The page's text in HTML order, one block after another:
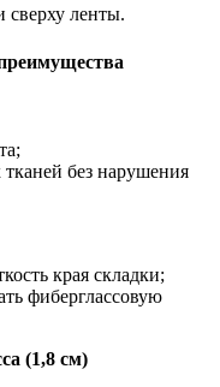
сверху ленты.
без нарушения
края складки;
фиберглассовую
(1,8 см)